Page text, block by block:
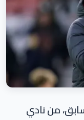
من نادي